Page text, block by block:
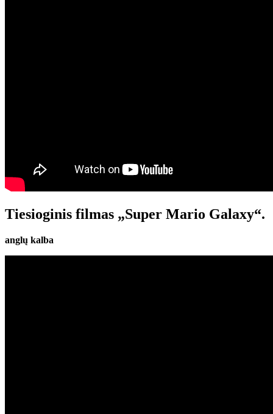
Tiesioginis filmas „Super Mario Galaxy“.
anglų kalba